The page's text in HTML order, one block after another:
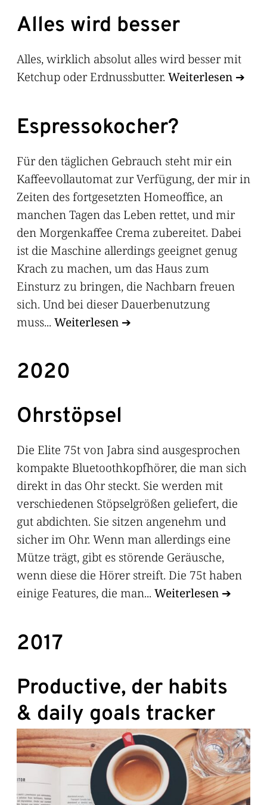
Alles wird besser
Alles, wirklich absolut alles wird besser mit
Ketchup oder Erdnussbutter. Weiterlesen
Espressokocher?
Für den täglichen Gebrauch steht mir ein
Kaffeevollautomat zur Verfügung, der mir in
Zeiten des fortgesetzten Homeoffice, an
manchen Tagen das Leben rettet, und mir
den Morgenkaffee Crema zubereitet. Dabei
ist die Maschine allerdings geeignet genug
Krach zu machen, um das Haus zum
Einsturz zu bringen, die Nachbarn freuen
sich. Und bei dieser Dauerbenutzung
muss... Weiterlesen
2020
Ohrstöpsel
Die Elite 75t von Jabra sind ausgesprochen
kompakte Bluetoothkopfhörer, die man sich
direkt in das Ohr steckt. Sie werden mit
verschiedenen Stöpselgrößen geliefert, die
gut abdichten. Sie sitzen angenehm und
sicher im Ohr. Wenn man allerdings eine
Mütze trägt, gibt es störende Geräusche,
wenn diese die Hörer streift. Die 75t haben
einige Features, die man... Weiterlesen
2017
Productive, der habits
& daily goals tracker